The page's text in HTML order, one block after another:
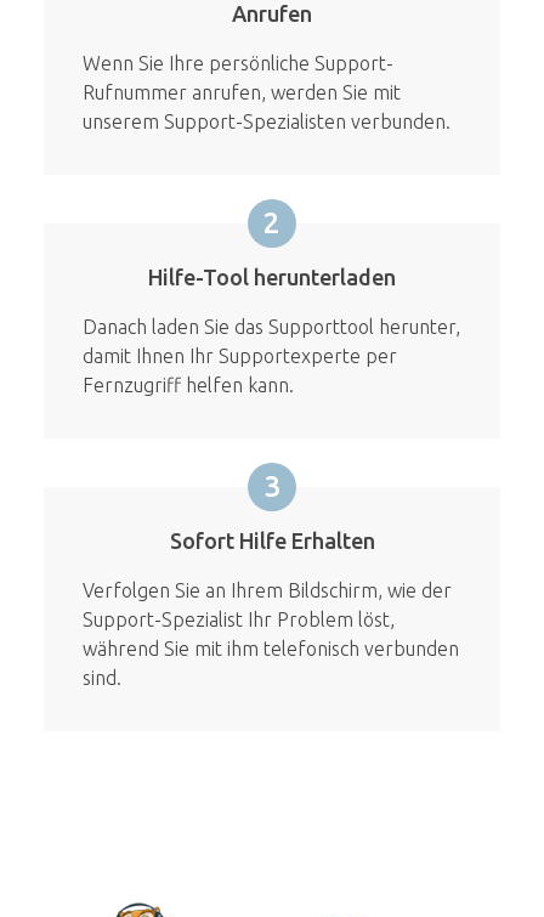
Anrufen
Wenn Sie Ihre persönliche Support-
Rufnummer anrufen, werden Sie mit
unserem Support-Spezialisten verbunden.
2
Hilfe-Tool herunterladen
Danach laden Sie das Supporttool herunter,
damit Ihnen Ihr Supportexperte per
Fernzugriff helfen kann.
3
Sofort Hilfe Erhalten
Verfolgen Sie an Ihrem Bildschirm, wie der
Support-Spezialist Ihr Problem löst,
während Sie mit ihm telefonisch verbunden
sind.